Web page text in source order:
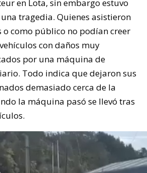
en Lota, sin embargo estuvo
tragedia. Quienes asistieron
como público no podían creer
con daños muy
por una máquina de
Todo indica que dejaron sus
demasiado cerca de la
la máquina pasó se llevó tras